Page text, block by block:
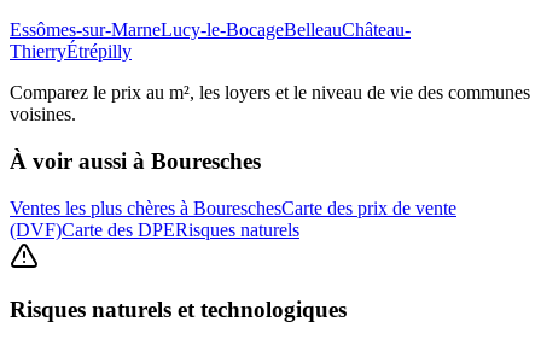
Essômes-sur-MarneLucy-le-BocageBelleauChâteau-
ThierryÉtrépilly
Comparez le prix au m², les loyers et le niveau de vie des communes
voisines.
À voir aussi à Bouresches
Ventes les plus chères à BoureschesCarte des prix de vente
(DVF)Carte des DPERisques naturels
Risques naturels et technologiques